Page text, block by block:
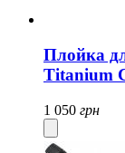
Плойка
Titanium
1 050 грн